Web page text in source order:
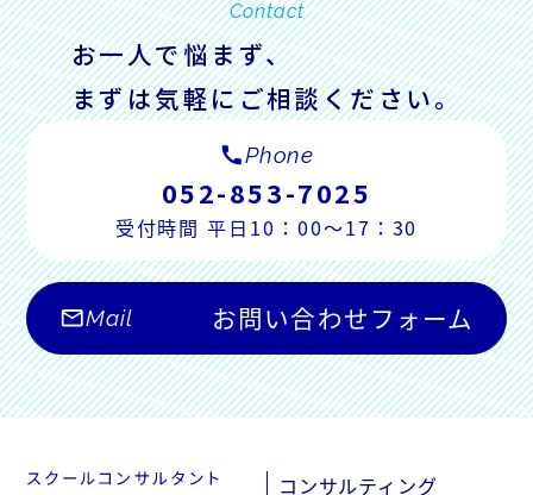
Contact
お一人で悩まず、
まずは気軽にご相談ください。
callPhone
052-853-7025
受付時間 平日10：00～17：30
mail_outlineMail お問い合わせフォーム
コンサルティング